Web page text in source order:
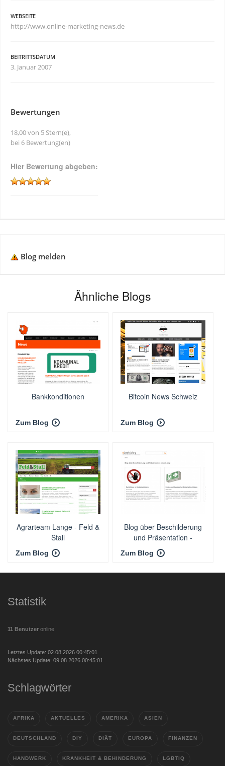
WEBSEITE
http://www.online-marketing-news.de
BEITRITTSDATUM
3. Januar 2007
Bewertungen
18,00 von 5 Stern(e),
bei 6 Bewertung(en)
Hier Bewertung abgeben:
Blog melden
Ähnliche Blogs
Bankkonditionen
Zum Blog
Bitcoin News Schweiz
Zum Blog
Agrarteam Lange - Feld &
Stall
Zum Blog
Blog über Beschilderung
und Präsentation -
eLook.blog
Zum Blog
Statistik
11 Benutzer online
Letztes Update: 02.08.2026 00:45:01
Nächstes Update: 09.08.2026 00:45:01
Schlagwörter
AFRIKA AKTUELLES AMERIKA ASIEN
DEUTSCHLAND DIY DIÄT EUROPA FINANZEN
HANDWERK KRANKHEIT & BEHINDERUNG LGBTIQ